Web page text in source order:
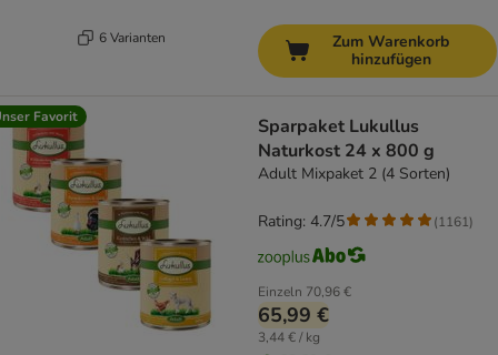
6 Varianten
Zum Warenkorb
hinzufügen
Favorit
Sparpaket Lukullus
Naturkost 24 x 800 g
Adult Mixpaket 2 (4 Sorten)
Einzeln 70,96 €
65,99 €
3,44 € / kg
Rating: 4.7/5 (1161)